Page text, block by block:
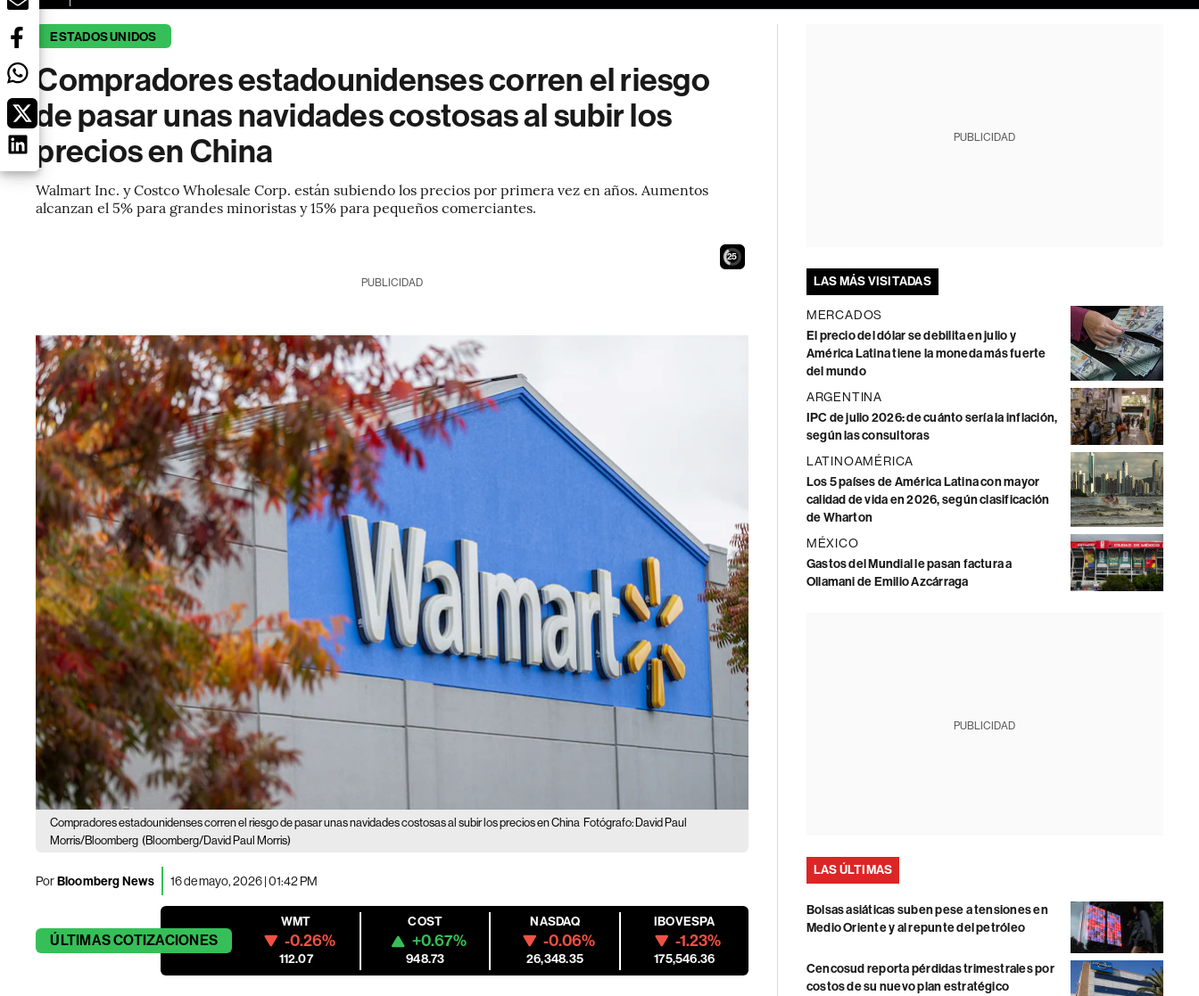
ESTADOS UNIDOS
Compradores estadounidenses corren el riesgo
de pasar unas navidades costosas al subir los
precios en China
Walmart Inc. y Costco Wholesale Corp. están subiendo los precios por primera vez en años. Aumentos
alcanzan el 5% para grandes minoristas y 15% para pequeños comerciantes.
24
PUBLICIDAD
Compradores estadounidenses corren el riesgo de pasar unas navidades costosas al subir los precios en China Fotógrafo: David Paul
Morris/Bloomberg (Bloomberg/David Paul Morris)
PorBloomberg News 16 de mayo, 2026 | 01:42 PM
ÚLTIMASCOTIZACIONES
WMT
-0.26%
112.07
COST
+0.67%
948.73
NASDAQ
-0.06%
26,348.35
IBOVESPA
-1.23%
175,546.36
PUBLICIDAD
LAS MÁS VISITADAS
MERCADOS
El precio del dólar se debilita en julio y
América Latina tiene la moneda más fuerte
del mundo
ARGENTINA
IPC de julio 2026: de cuánto sería la inflación,
según las consultoras
LATINOAMÉRICA
Los 5 países de América Latina con mayor
calidad de vida en 2026, según clasificación
de Wharton
MÉXICO
Gastos del Mundial le pasan factura a
Ollamani de Emilio Azcárraga
PUBLICIDAD
LAS ÚLTIMAS
Bolsas asiáticas suben pese a tensiones en
Medio Oriente y al repunte del petróleo
Cencosud reporta pérdidas trimestrales por
costos de su nuevo plan estratégico